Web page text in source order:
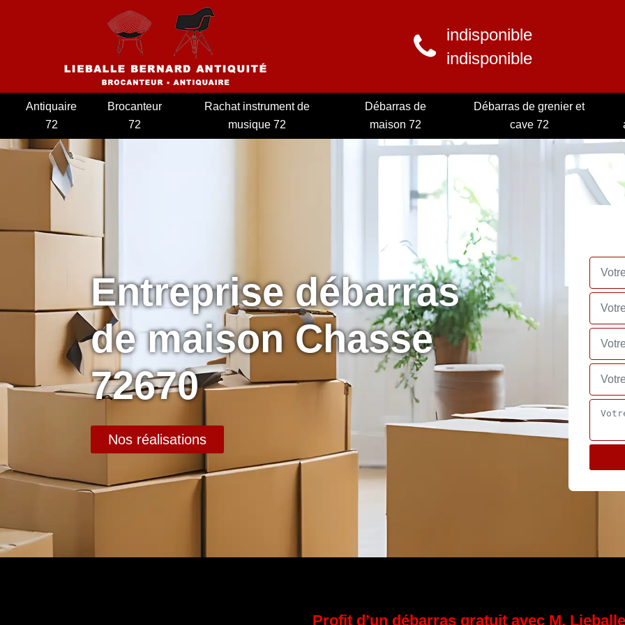
indisponible
indisponible
Antiquaire
72
Brocanteur
72
Rachat instrument de
musique 72
Débarras de
maison 72
Débarras de grenier et
cave 72
Entreprise débarras
de maison Chasse
72670
Nos réalisations
Profit d’un débarras gratuit avec M. Lieballe